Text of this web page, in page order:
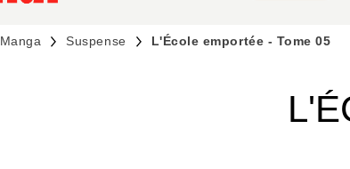
Manga Suspense L'École emportée - Tome 05